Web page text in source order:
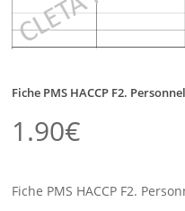
Fiche PMS HACCP F2.
1.90€
Fiche PMS HACCP F2.